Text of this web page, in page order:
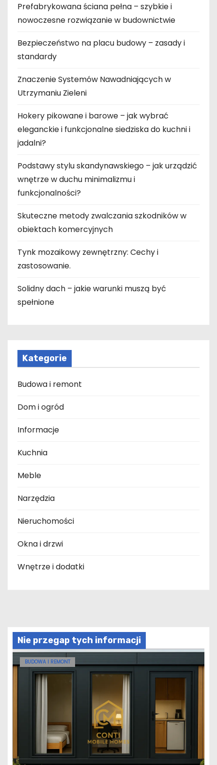
Prefabrykowana ściana pełna – szybkie i
nowoczesne rozwiązanie w budownictwie
Bezpieczeństwo na placu budowy – zasady i
standardy
Znaczenie Systemów Nawadniających w
Utrzymaniu Zieleni
Hokery pikowane i barowe – jak wybrać
eleganckie i funkcjonalne siedziska do kuchni i
jadalni?
Podstawy stylu skandynawskiego – jak urządzić
wnętrze w duchu minimalizmu i
funkcjonalności?
Skuteczne metody zwalczania szkodników w
obiektach komercyjnych
Tynk mozaikowy zewnętrzny: Cechy i
zastosowanie.
Solidny dach – jakie warunki muszą być
spełnione
Kategorie
Budowa i remont
Dom i ogród
Informacje
Kuchnia
Meble
Narzędzia
Nieruchomości
Okna i drzwi
Wnętrze i dodatki
Nie przegap tych informacji
BUDOWA I REMONT